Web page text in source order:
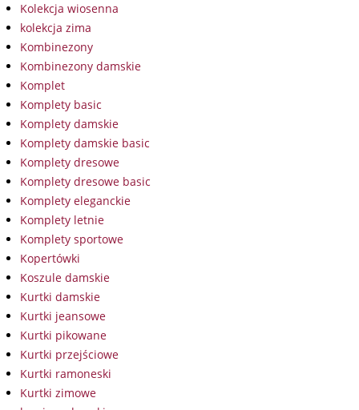
Kolekcja wiosenna
kolekcja zima
Kombinezony
Kombinezony damskie
Komplet
Komplety basic
Komplety damskie
Komplety damskie basic
Komplety dresowe
Komplety dresowe basic
Komplety eleganckie
Komplety letnie
Komplety sportowe
Kopertówki
Koszule damskie
Kurtki damskie
Kurtki jeansowe
Kurtki pikowane
Kurtki przejściowe
Kurtki ramoneski
Kurtki zimowe